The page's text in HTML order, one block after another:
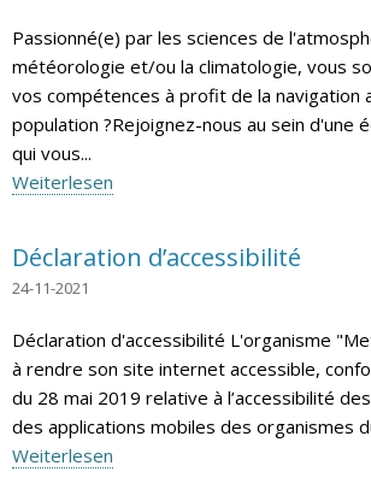
Passionné(e) par les sciences de
météorologie et/ou la climatologie, vous
vos compétences à profit de la navigation
population ?Rejoignez-nous au sein d'une
qui vous...
Weiterlesen
Déclaration d’accessibilité
24-11-2021
Déclaration d'accessibilité L'organisme
à rendre son site internet accessible,
du 28 mai 2019 relative à l’accessibilité
des applications mobiles des organismes
Weiterlesen